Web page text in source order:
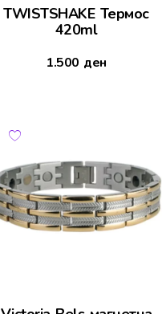
TWISTSHAKE Термос
420ml
1.500 ден